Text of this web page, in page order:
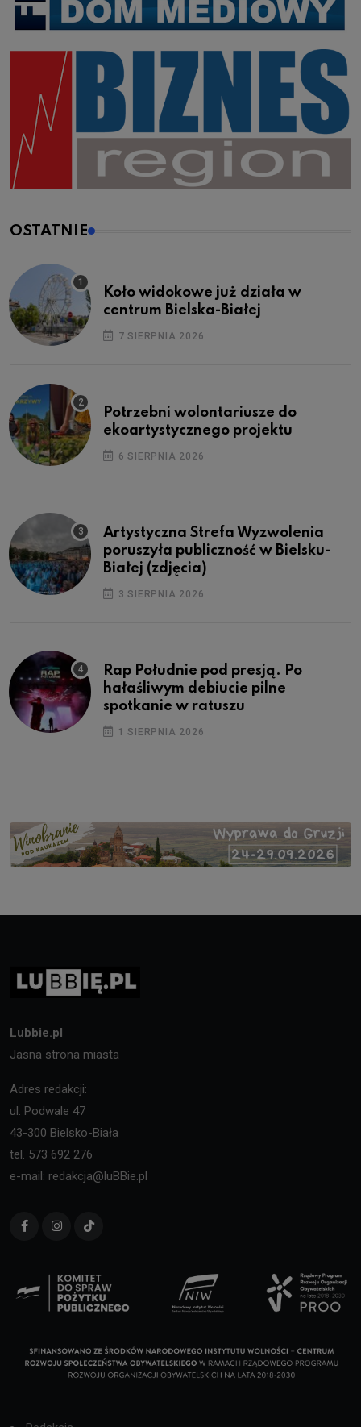
OSTATNIE
Koło widokowe już działa w
centrum Bielska-Białej
7 SIERPNIA 2026
Potrzebni wolontariusze do
ekoartystycznego projektu
6 SIERPNIA 2026
Artystyczna Strefa Wyzwolenia
poruszyła publiczność w Bielsku-
Białej (zdjęcia)
3 SIERPNIA 2026
Rap Południe pod presją. Po
hałaśliwym debiucie pilne
spotkanie w ratuszu
1 SIERPNIA 2026
Lubbie.pl
Jasna strona miasta
Adres redakcji:
ul. Podwale 47
43-300 Bielsko-Biała
tel. 573 692 276
e-mail: redakcja@luBBie.pl